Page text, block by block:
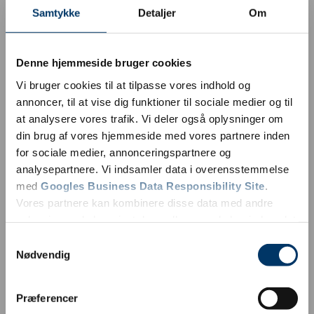
Samtykke Detaljer Om
Denne hjemmeside bruger cookies
Vi bruger cookies til at tilpasse vores indhold og
annoncer, til at vise dig funktioner til sociale medier og til
at analysere vores trafik. Vi deler også oplysninger om
din brug af vores hjemmeside med vores partnere inden
for sociale medier, annonceringspartnere og
analysepartnere. Vi indsamler data i overensstemmelse
med Googles Business Data Responsibility Site
Vores partnere kan kombinere disse data med andre
Nødvendig
Præferencer